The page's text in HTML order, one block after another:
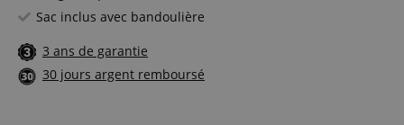
Sac inclus avec bandoulière
3 ans de garantie
30 jours argent remboursé